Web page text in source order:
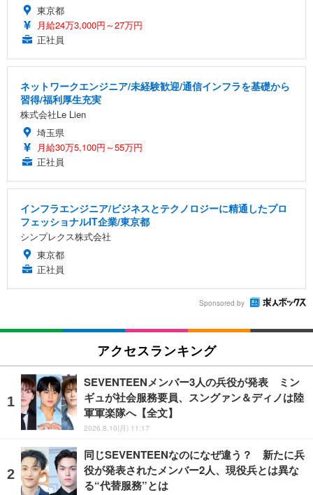
東京都
月給24万3,000円～27万円
正社員
ネットワークエンジニア/未経験歓迎/通信インフラを基礎から
習得/福利厚生充実
株式会社Le Lien
埼玉県
月給30万5,100円～55万円
正社員
インフラエンジニア/ビジネスとテクノロジーに精通したプロ
フェッショナルIT企業/東京都
シンプレクス株式会社
東京都
正社員
Sponsored by
アクセスランキング
SEVENTEENメンバー3人の兵役が発表 ミン
ギュが社会服務要員、スングァン＆ディノは陸
軍軍楽隊へ【全文】
2026.8.10(月) 11:17
同じSEVENTEENなのになぜ違う？ 新たに兵
役が発表されたメンバー2人、現役兵とは異な
る“代替服務”とは